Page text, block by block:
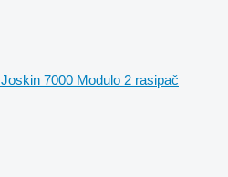
Joskin 7000 Modulo 2 rasipač